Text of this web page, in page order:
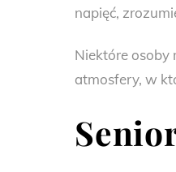
napięć,
Niektóre osoby
atmosfery, w